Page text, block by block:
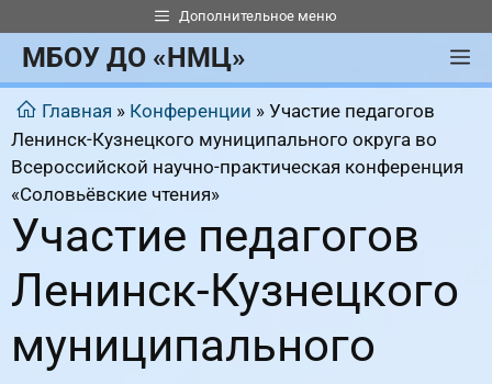
к
содержимому
Дополнительное меню
МБОУ ДО «НМЦ»
Главная » Конференции »Участие педагогов
Ленинск-Кузнецкого муниципального округа во
Всероссийской научно-практическая конференция
«Соловьёвские чтения»
Участие педагогов
Ленинск-Кузнецкого
муниципального